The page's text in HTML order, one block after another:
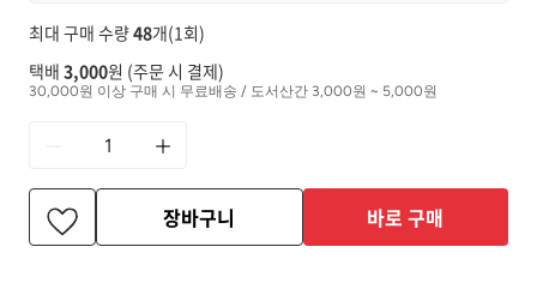
최대 구매 수량48개(1회)
택배 3,000원 (주문 시 결제)
30,000원 이상 구매 시 무료배송 / 도서산간 3,000원 ~ 5,000원
장바구니 바로 구매